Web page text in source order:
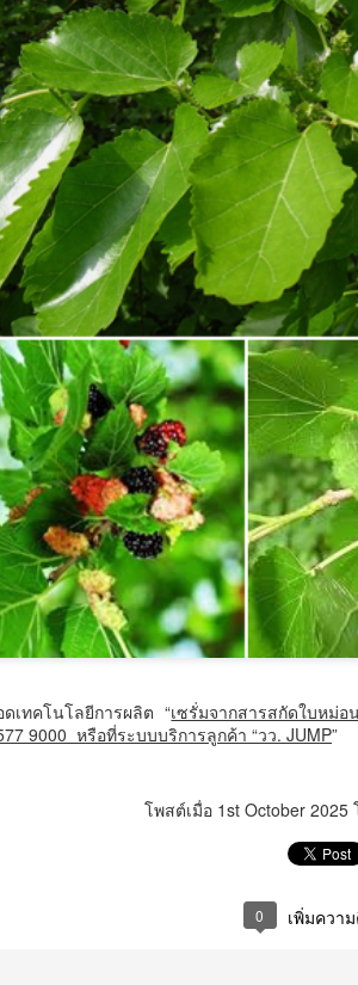
เทคโนโลยีการผลิต “เซรั่มจากสารสกัดใบหม่
9000 หรือที่ระบบบริการลูกค้า “วว. JUMP”
โพสต์เมื่อ 1st October 2025
0 เพิ่มควา
พลังงานสะอาด-ยกระดับเทคโนโลยีนิวเคลียร์สู่โ
อุดรธานี – กระทรวงพลังงาน ผนึกกำลังสำนักง
จุฬาลงกรณ์มหาวิทยาลัย สทน. และ กฟผ.
AUG
3
รมว.ทส. ห่วงใยความปลอดภัยนัก
ทะเล เข้มเฝ้าระวัง-ให้ความรู้ป้อง
รมว.ทส.
AUG
3
ศธ. เปิดฉากการประชุม AQRFC
เคลื่อนกรอบคุณวุฒิอ้างอิงอาเซีย
การศึกษาภูมิภาค
ศธ.
AUG
3
10 โรงเรียนในเครือเตรียมอุดมศึ
ความพร้อม จัดใหญ่ "งานกีฬาประ
10 โรงเรียนในเครือเตรียมอุดมศึกษาน้อมเกล้
3 สิงหาคม 2569 — เครือข่ายโรงเรียนเตรียมอุ
แถลงข่าวการแข่งขัน “งานกีฬาประเพณีพระเกี้ย